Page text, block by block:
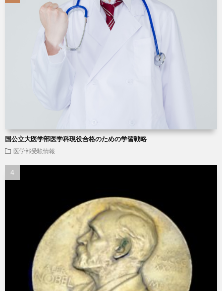
国公立大医学部医学科現役合格のための学習戦略
医学部受験情報